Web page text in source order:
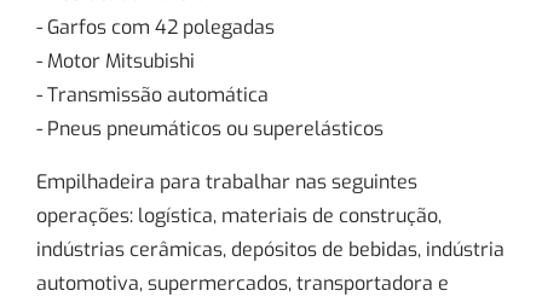
- Garfos com 42 polegadas
- Motor Mitsubishi
- Transmissão automática
- Pneus pneumáticos ou superelásticos
Empilhadeira para trabalhar nas seguintes
operações: logística, materiais de construção,
indústrias cerâmicas, depósitos de bebidas, indústria
automotiva, supermercados, transportadora e